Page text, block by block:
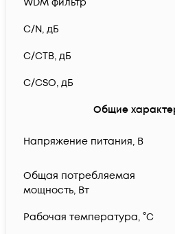
C/N, дБ
C/CTB, дБ
C/CSO, дБ
Общие
Напряжение питания, В
Общая потребляемая
мощность, Вт
Рабочая температура, °С